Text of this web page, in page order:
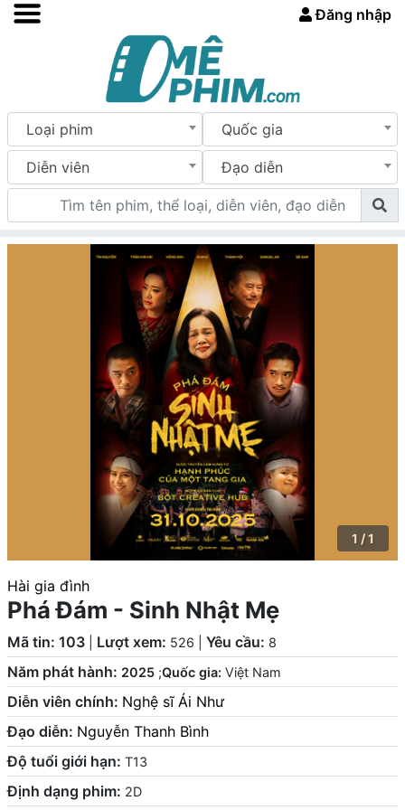
Đăng nhập
Loại phim Quốc gia
Diễn viên Đạo diễn
1 / 1
Hài gia đình
Phá Đám - Sinh Nhật Mẹ
Mã tin: 103 Lượt xem: 526 Yêu cầu: 8
Năm phát hành: 2025 ;Quốc gia: Việt Nam
Diễn viên chính: Nghệ sĩ Ái Như
Đạo diễn: Nguyễn Thanh Bình
Độ tuổi giới hạn: T13
Định dạng phim: 2D